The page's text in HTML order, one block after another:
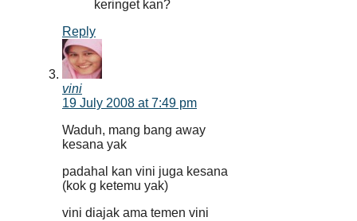
keringet kan?
Reply
vini
19 July 2008 at 7:49 pm
Waduh, mang bang away
kesana yak
padahal kan vini juga kesana
(kok g ketemu yak)
vini diajak ama temen vini